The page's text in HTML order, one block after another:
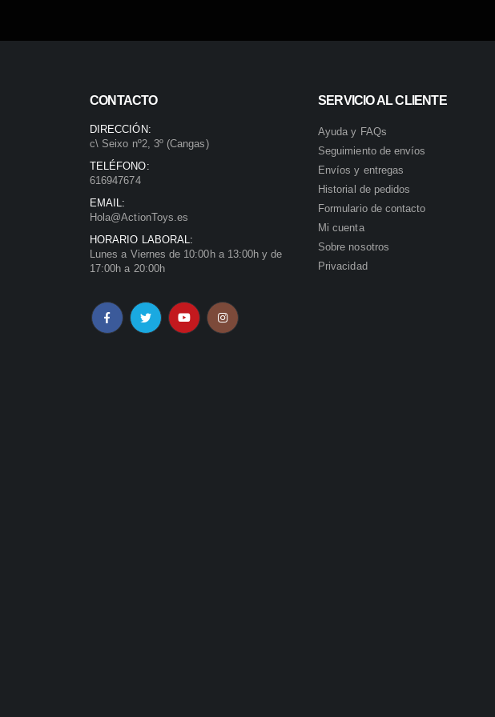
CONTACTO
DIRECCIÓN:
c\ Seixo nº2, 3º (Cangas)
TELÉFONO:
616947674
EMAIL:
Hola@ActionToys.es
HORARIO LABORAL:
Lunes a Viernes de 10:00h a 13:00h y de
17:00h a 20:00h
SERVICIO AL CLIENTE
Ayuda y FAQs
Seguimiento de envíos
Envíos y entregas
Historial de pedidos
Formulario de contacto
Mi cuenta
Sobre nosotros
Privacidad